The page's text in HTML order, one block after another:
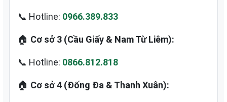
📞 Hotline: 0966.389.833
🏠 Cơ sở 3 (Cầu Giấy & Nam Từ Liêm):
📞 Hotline: 0866.812.818
🏠 Cơ sở 4 (Đống Đa & Thanh Xuân):